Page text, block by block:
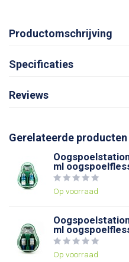
Productomschrijving
Specificaties
Reviews
Gerelateerde producten
ml
Op voorraad
ml
Op voorraad